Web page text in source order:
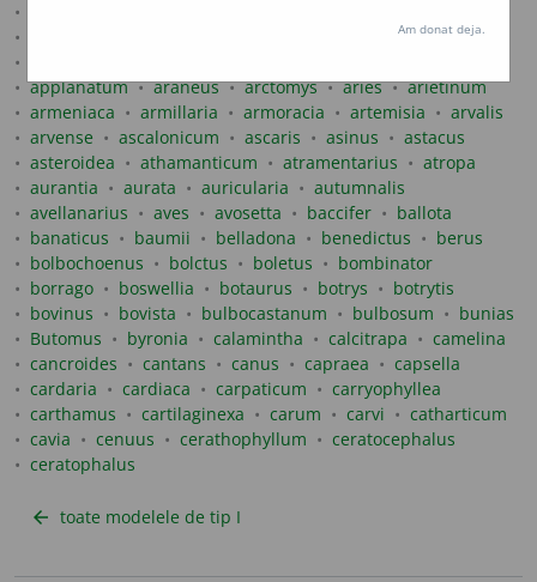
annotinum
applanatum
araneus arctomys aries
arietinum
armeniaca
armillaria armoracia artemisia
arvalis
arvense
ascalonicum ascaris asinus
astacus
asteroidea
athamanticum atramentarius
atropa
aurantia
aurata auricularia
autumnalis
avellanarius
aves avosetta baccifer
ballota
banaticus
baumii belladona benedictus
berus
bolbochoenus
bolctus boletus
bombinator
borrago
boswellia botaurus botrys
botrytis
bovinus
bovista bulbocastanum bulbosum
bunias
Butomus
byronia calamintha calcitrapa
camelina
cancroides
cantans canus capraea
capsella
cardaria
cardiaca carpaticum
carryophyllea
carthamus
cartilaginexa carum carvi
catharticum
cavia
cenuus cerathophyllum
ceratocephalus
ceratophalus
arrow_back toate modelele de tip I
Am donat deja.